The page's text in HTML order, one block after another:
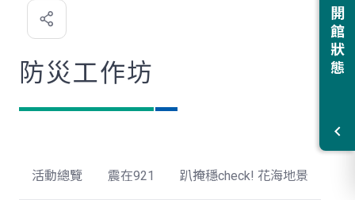
開館狀態
喜
歡
防災工作坊
活動總覽 震在921 趴掩穩check! 花海地景